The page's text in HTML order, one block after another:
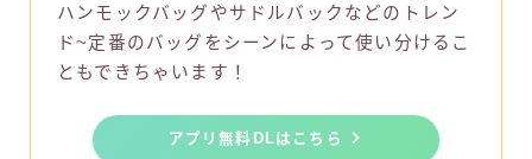
ハンモックバッグやサドルバックなどのトレン
ド~定番のバッグをシーンによって使い分けるこ
ともできちゃいます！
アプリ無料DLはこちら